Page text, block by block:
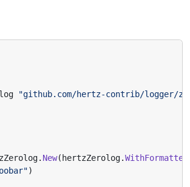
"github.com/hertz-contrib/logger/
. New( hertzZerolog.
)